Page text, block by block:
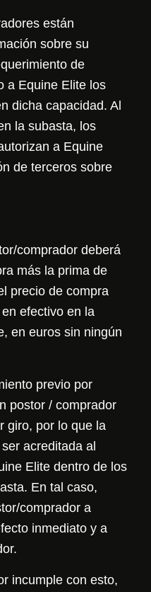
están
sobre su
de
a Equine Elite los
dicha capacidad. Al
la subasta, los
a Equine
de terceros sobre
comprador deberá
más la prima de
precio de compra
efectivo en la
en euros sin ningún
previo por
postor / comprador
giro, por lo que la
acreditada al
Elite dentro de los
En tal caso,
comprador a
inmediato y a
incumple con esto,